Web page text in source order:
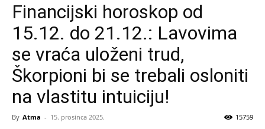
Financijski horoskop od
15.12. do 21.12.: Lavovima
se vraća uloženi trud,
Škorpioni bi se trebali osloniti
na vlastitu intuiciju!
By Atma - 15. prosinca 2025. 15759